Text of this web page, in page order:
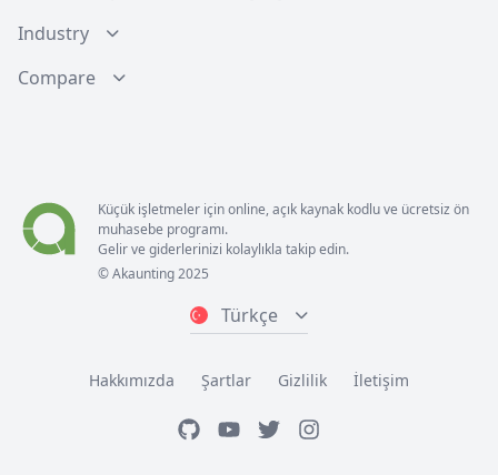
Industry
Compare
Küçük işletmeler için online, açık kaynak kodlu ve ücretsiz ön
muhasebe programı.
Gelir ve giderlerinizi kolaylıkla takip edin.
© Akaunting 2025
Türkçe
Hakkımızda Şartlar Gizlilik İletişim
GitHubYoutubeTwitterInstagram